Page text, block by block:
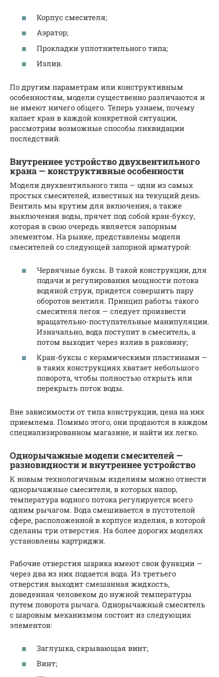
Корпус смесителя;
Аэратор;
Прокладки уплотнительного типа;
Излив.
По другим параметрам или конструктивным
особенностям, модели существенно различаются и
не имеют ничего общего. Теперь узнаем, почему
капает кран в каждой конкретной ситуации,
рассмотрим возможные способы ликвидации
последствий.
Внутреннее устройство двухвентильного
крана — конструктивные особенности
Модели двухвентильного типа — одни из самых
простых смесителей, известных на текущий день.
Вентиль мы крутим для включения, а также
выключения воды, прячет под собой кран-буксу,
которая в свою очередь является запорным
элементом. На рынке, представлены модели
смесителей со следующей запорной арматурой:
Червячные буксы. В такой конструкции, для
подачи и регулирования мощности потока
водяной струи, придется совершить пару
оборотов вентиля. Принцип работы такого
смесителя легок — следует произвести
вращательно-поступательные манипуляции.
Изначально, вода поступит в смеситель, а
потом выходит через излив в раковину;
Кран-буксы с керамическими пластинами —
в таких конструкциях хватает небольшого
поворота, чтобы полностью открыть или
перекрыть поток воды.
Вне зависимости от типа конструкции, цена на них
приемлема. Помимо этого, они продаются в каждом
специализированном магазине, и найти их легко.
Однорычажные модели смесителей —
разновидности и внутреннее устройство
К новым технологичным изделиям можно отнести
однорычажные смесители, в которых напор,
температура водного потока регулируется всего
одним рычагом. Вода смешивается в пустотелой
сфере, расположенной в корпусе изделия, в которой
сделаны три отверстия. На более дорогих моделях
установлены картриджи.
Рабочие отверстия шарика имеют свои функции —
через два из них подается вода. Из третьего
отверстия выходит смешанная жидкость,
доведенная человеком до нужной температуры
путем поворота рычага. Однорычажный смеситель
с шаровым механизмом состоит из следующих
элементов:
Заглушка, скрывающая винт;
Винт;